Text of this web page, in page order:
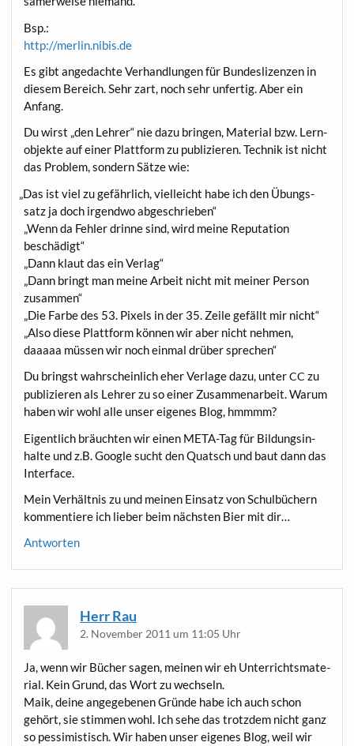
Bsp.:
http://merlin.nibis.de
Es gibt ange­dach­te Ver­hand­lun­gen für Bun­des­li­zen­zen in
die­sem Bereich. Sehr zart, noch sehr unfer­tig. Aber ein
Anfang.
Du wirst „den Leh­rer“ nie dazu brin­gen, Mate­ri­al bzw. Lern­
ob­jek­te auf einer Platt­form zu publi­zie­ren. Tech­nik ist nicht
das Pro­blem, son­dern Sät­ze wie:
„Das ist viel zu gefähr­lich, viel­leicht habe ich den Übungs­
satz ja doch irgend­wo abgeschrieben“
„Wenn da Feh­ler drin­ne sind, wird mei­ne Repu­ta­ti­on
beschädigt“
„Dann klaut das ein Verlag“
„Dann bringt man mei­ne Arbeit nicht mit mei­ner Per­son
zusammen“
„Die Far­be des 53. Pixels in der 35. Zei­le gefällt mir nicht“
„Also die­se Platt­form kön­nen wir aber nicht neh­men,
daaaaa müs­sen wir noch ein­mal drü­ber sprechen“
Du bringst wahr­schein­lich eher Ver­la­ge dazu, unterCC zu
publi­zie­ren als Leh­rer zu so einer Zusam­men­ar­beit. War­um
haben wir wohl alle unser eige­nes Blog, hmmmm?
Eigent­lich bräuch­ten wir einen META-Tag für Bil­dungs­in­
hal­te und z.B. Goog­le sucht den Quatsch und baut dann das
Interface.
Mein Ver­hält­nis zu und mei­nen Ein­satz von Schul­bü­chern
kom­men­tie­re ich lie­ber beim nächs­ten Bier mit dir…
Antworten
Herr Rau
2. November 2011 um 11:05 Uhr
Ja, wenn wir Bücher sagen, mei­nen wir eh Unter­richts­ma­te­
ri­al. Kein Grund, das Wort zu wechseln.
Maik, dei­ne ange­ge­be­nen Grün­de habe ich auch schon
gehört, sie stim­men wohl. Ich sehe das trotz­dem nicht ganz
so pes­si­mis­tisch. Wir haben unser eige­nes Blog, weil wir